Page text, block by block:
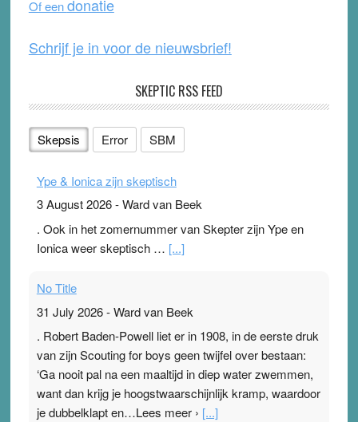
k
Of eendonatie
Schrijf je in voor de nieuwsbrief!
SKEPTIC RSS FEED
Skepsis Error SBM
Ype & Ionica zijn skeptisch
3 August 2026-Ward van Beek
. Ook in het zomernummer van Skepter zijn Ype en
Ionica weer skeptisch … [...]
No Title
31 July 2026-Ward van Beek
. Robert Baden-Powell liet er in 1908, in de eerste druk
van zijn Scouting for boys geen twijfel over bestaan:
‘Ga nooit pal na een maaltijd in diep water zwemmen,
want dan krijg je hoogstwaarschijnlijk kramp, waardoor
je dubbelklapt en…Lees meer › [...]